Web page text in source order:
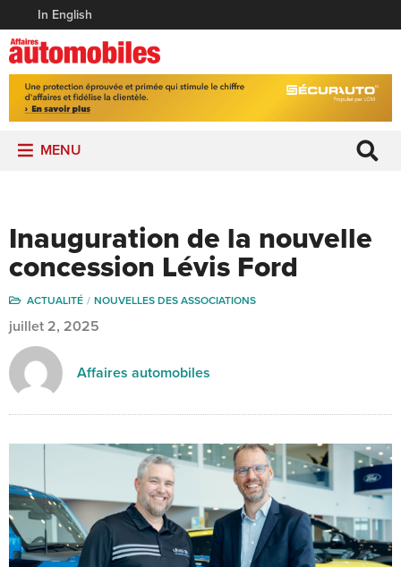
In English
MENU
Inauguration de la nouvelle
concession Lévis Ford
ACTUALITÉ NOUVELLES DES ASSOCIATIONS
juillet 2, 2025
Affaires automobiles